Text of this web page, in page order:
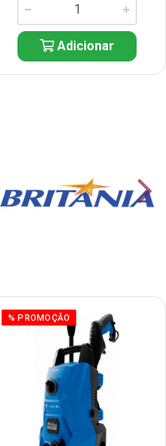
Adicionar
% PROMOÇÃO